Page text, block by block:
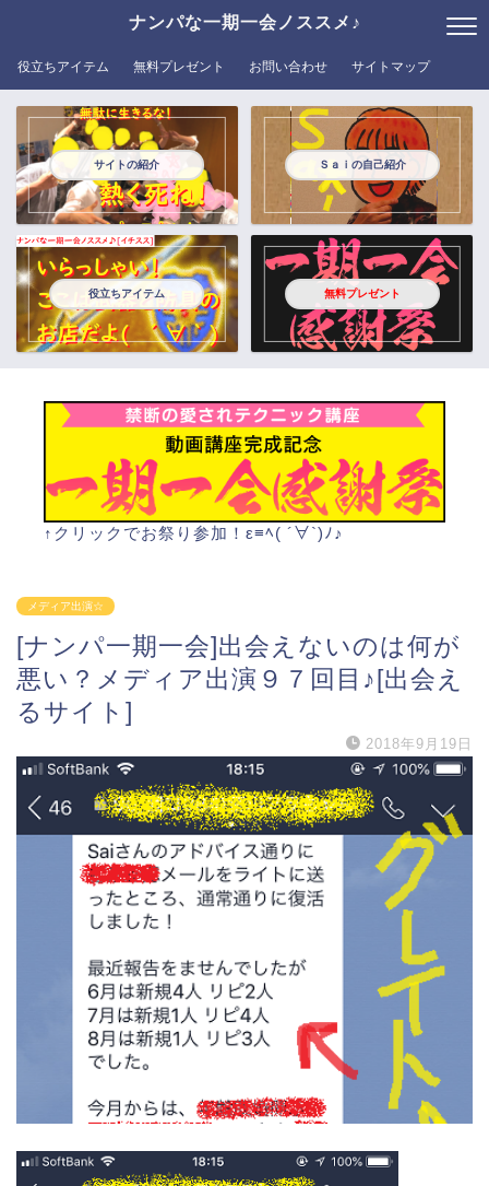
ナンパな一期一会ノススメ♪
役立ちアイテム 無料プレゼント お問い合わせ サイトマップ
サイトの紹介 Ｓａｉの自己紹介
役立ちアイテム 無料プレゼント
↑クリックでお祭り参加！ε≡ﾍ( ´∀`)ﾉ♪
メディア出演☆
[ナンパ一期一会]出会えないのは何が
悪い？メディア出演９７回目♪[出会え
るサイト]
2018年9月19日